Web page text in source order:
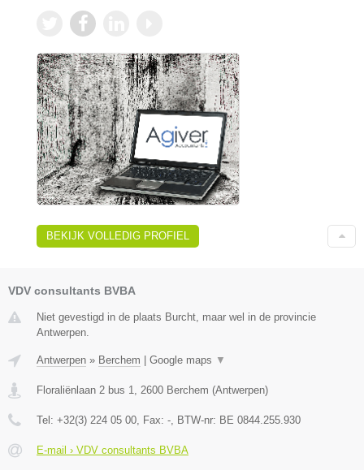
BEKIJK VOLLEDIG PROFIEL
VDV consultants BVBA
Niet gevestigd in de plaats Burcht, maar wel in de provincie
Antwerpen.
Antwerpen » Berchem | Google maps ▼
Floraliënlaan 2 bus 1 2600 Berchem (Antwerpen)
Tel: +32(3) 224 05 00 , Fax: - , BTW-nr: BE 0844.255.930
E-mail › VDV consultants BVBA